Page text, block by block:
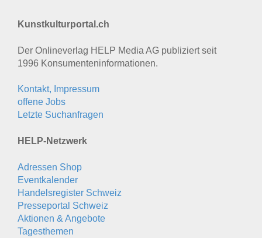
Kunstkulturportal.ch
Der Onlineverlag HELP Media AG publiziert seit
1996 Konsumenten­informationen.
Kontakt, Impressum
offene Jobs
Letzte Suchanfragen
HELP-Netzwerk
Adressen Shop
Eventkalender
Handelsregister Schweiz
Presseportal Schweiz
Aktionen & Angebote
Tagesthemen